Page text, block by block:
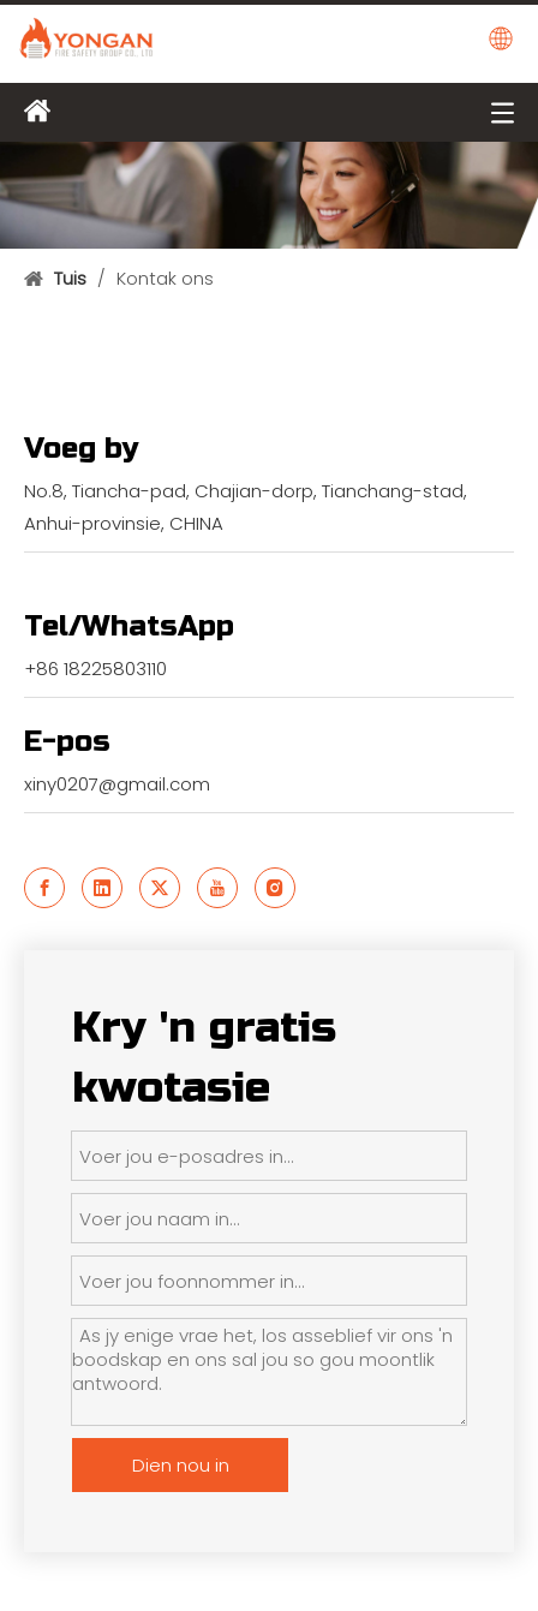
Tuis / Kontak ons
Voeg by
No.8, Tiancha-pad, Chajian-dorp, Tianchang-stad,
Anhui-provinsie, CHINA
Tel/WhatsApp
+86 18225803110
E-pos
xiny0207@gmail.com
Kry 'n gratis
kwotasie
Dien nou in